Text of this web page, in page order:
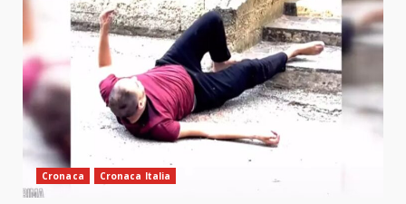
Cronaca Cronaca Italia